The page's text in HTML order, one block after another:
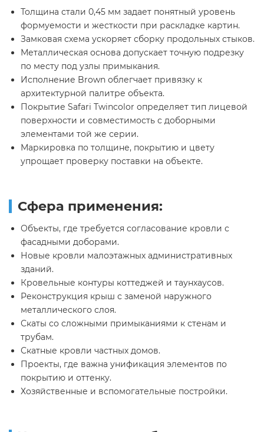
Толщина стали 0,45 мм задает понятный уровень
формуемости и жесткости при раскладке картин.
Замковая схема ускоряет сборку продольных стыков.
Металлическая основа допускает точную подрезку
по месту под узлы примыкания.
Исполнение Brown облегчает привязку к
архитектурной палитре объекта.
Покрытие Safari Twincolor определяет тип лицевой
поверхности и совместимость с доборными
элементами той же серии.
Маркировка по толщине, покрытию и цвету
упрощает проверку поставки на объекте.
Сфера применения:
Объекты, где требуется согласование кровли с
фасадными доборами.
Новые кровли малоэтажных административных
зданий.
Кровельные контуры коттеджей и таунхаусов.
Реконструкция крыш с заменой наружного
металлического слоя.
Скаты со сложными примыканиями к стенам и
трубам.
Скатные кровли частных домов.
Проекты, где важна унификация элементов по
покрытию и оттенку.
Хозяйственные и вспомогательные постройки.